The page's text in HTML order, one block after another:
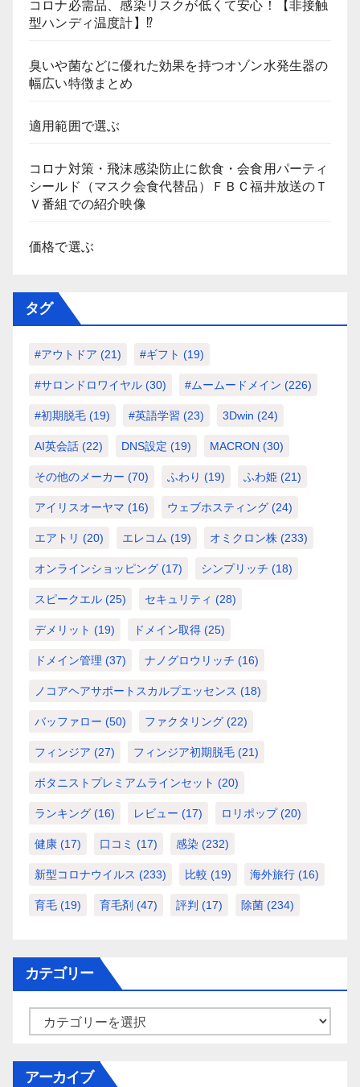
コロナ必需品、感染リスクが低くて安心！【非接触
型ハンディ温度計】⁉
臭いや菌などに優れた効果を持つオゾン水発生器の
幅広い特徴まとめ
適用範囲で選ぶ
コロナ対策・飛沫感染防止に飲食・会食用パーティ
シールド（マスク会食代替品）ＦＢＣ福井放送のＴ
Ｖ番組での紹介映像
価格で選ぶ
タグ
#アウトドア (21) #ギフト (19)
#サロンドロワイヤル (30) #ムームードメイン (226)
#初期脱毛 (19) #英語学習 (23) 3Dwin (24)
AI英会話 (22) DNS設定 (19) MACRON (30)
その他のメーカー (70) ふわり (19) ふわ姫 (21)
アイリスオーヤマ (16) ウェブホスティング (24)
エアトリ (20) エレコム (19) オミクロン株 (233)
オンラインショッピング (17) シンプリッチ (18)
スピークエル (25) セキュリティ (28)
デメリット (19) ドメイン取得 (25)
ドメイン管理 (37) ナノグロウリッチ (16)
ノコアヘアサポートスカルプエッセンス (18)
バッファロー (50) ファクタリング (22)
フィンジア (27) フィンジア初期脱毛 (21)
ボタニストプレミアムラインセット (20)
ランキング (16) レビュー (17) ロリポップ(20)
健康 (17) 口コミ (17) 感染 (232)
新型コロナウイルス (233) 比較 (19) 海外旅行 (16)
育毛 (19) 育毛剤 (47) 評判 (17) 除菌 (234)
カテゴリー
アーカイブ